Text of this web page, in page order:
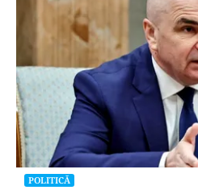
POLITICĂ